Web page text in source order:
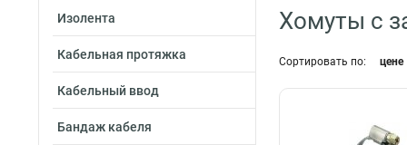
Изолента
Кабельная протяжка
Кабельный ввод
Бандаж кабеля
Хомуты с
Сортировать по: цене